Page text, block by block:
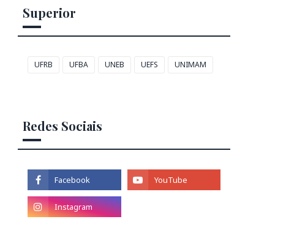
Superior
UFRB UFBA UNEB UEFS UNIMAM
Redes Sociais